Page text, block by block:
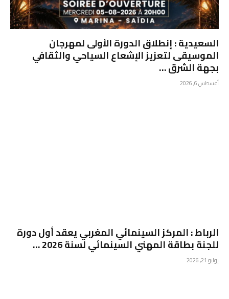
السعيدية : إنطلاق الدورة الأولى لمهرجان
الموسيقى لتعزيز الإشعاع السياحي والثقافي
بجهة الشرق …
أغسطس 6, 2026
الرباط : المركز السينمائي المغربي يعقد أول دورة
للجنة بطاقة المهني السينمائي لسنة 2026 …
يوليو 21, 2026